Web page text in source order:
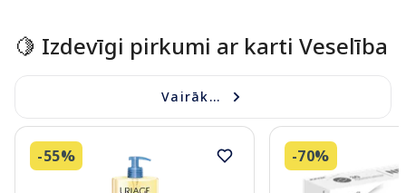
🍋 Izdevīgi pirkumi ar karti Veselība
Vairāk...
-55% -70%